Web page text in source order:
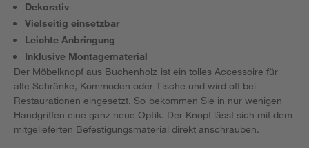
Dekorativ
Vielseitig einsetzbar
Leichte Anbringung
Inklusive Montagematerial
Der Möbelknopf aus Buchenholz ist ein tolles Accessoire für
alte Schränke, Kommoden oder Tische und wird oft bei
Restaurationen eingesetzt. So bekommen Sie in nur wenigen
Handgriffen eine ganz neue Optik. Der Knopf lässt sich mit dem
mitgelieferten Befestigungsmaterial direkt anschrauben.